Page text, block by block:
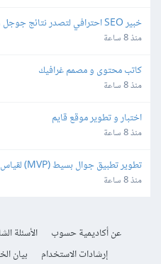
خبير SEO احترافي لتصدر نتائج جوجل وخرائط جوجل
منذ 8 ساعة
كاتب محتوى و مصمم غرافيك
منذ 8 ساعة
اختبار و تطوير موقع قايم
منذ 8 ساعة
تطوير تطبيق جوال بسيط (MVP) لقياس وحساب زوايا الكتف
منذ 8 ساعة
عن أكاديمية حسوب الأسئلة
إرشادات الاستخدام
بيان